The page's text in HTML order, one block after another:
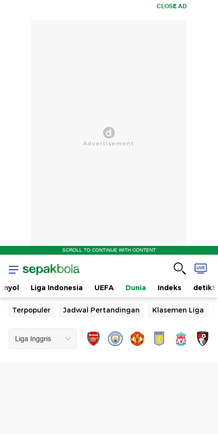
CLOSE AD
SCROLL TO CONTINUE WITH CONTENT
Liga Indonesia UEFA Dunia Indeks
Terpopuler Jadwal Pertandingan Klasemen Liga